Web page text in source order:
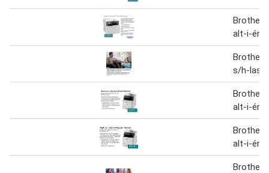
Brother
alt-i-én
Brother
s/h-
Brother
alt-i-én
Brother
alt-i-én
Brother